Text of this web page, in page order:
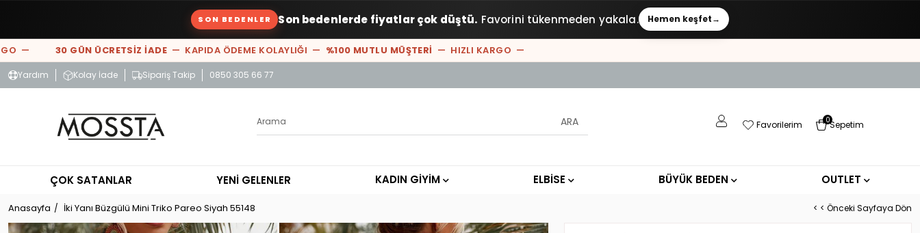
SON BEDENLER Son bedenlerde fiyatlar çok düştü. Favorini tükenmeden yakala. Hemen keşfet→
— 30 GÜN ÜCRETSİZ İADE— KAPIDA ÖDEME KOLAYLIĞI — %100 MUTLU MÜŞTERİ— HIZLI KARGO —
Yardım Kolay İade Sipariş Takip 0850 305 66 77
Sepetim
0
Favorilerim
ÇOK SATANLAR YENİ GELENLER KADIN GİYİM ELBİSE BÜYÜK BEDEN OUTLET
Anasayfa İki Yanı Büzgülü Mini Triko Pareo Siyah 55148 < < Önceki Sayfaya Dön